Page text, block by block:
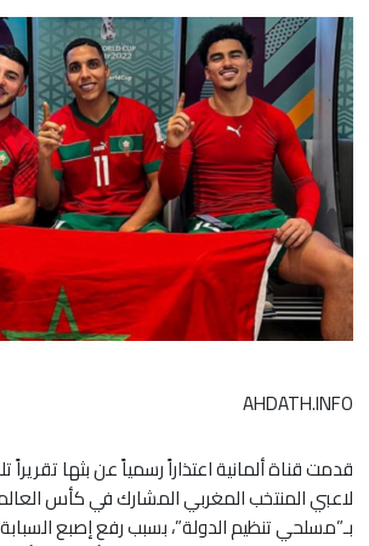
AHDATH.INFO
قدمت قناة ألمانية اعتذاراً رسمياً عن بثها تقريراً
بـ”مسلحي تنظيم الدولة”، بسبب رفع إصبع